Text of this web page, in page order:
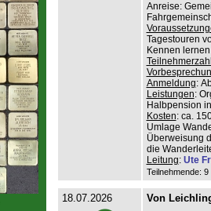
Anreise:
Tagestouren
Kennen
Anmeldung:
Leistungen:
Halbpension
Kosten: ca.
Umlage
Überweisung
die
Leitung: Ute
Teilnehmende:
18.07.2026 Von